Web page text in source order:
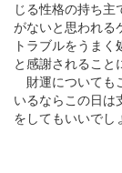
じる性格の持ち主
がないと思われる
トラブルをうまく
と感謝されること
財運についても
いるならこの日は
をしてもいいでし